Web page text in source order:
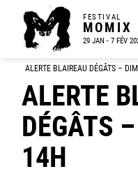
FESTIVAL
MOMIX
29 JAN - 7 FÉV
ALERTE BLAIREAU DÉGÂTS –
ALERTE
DÉGÂTS
14H